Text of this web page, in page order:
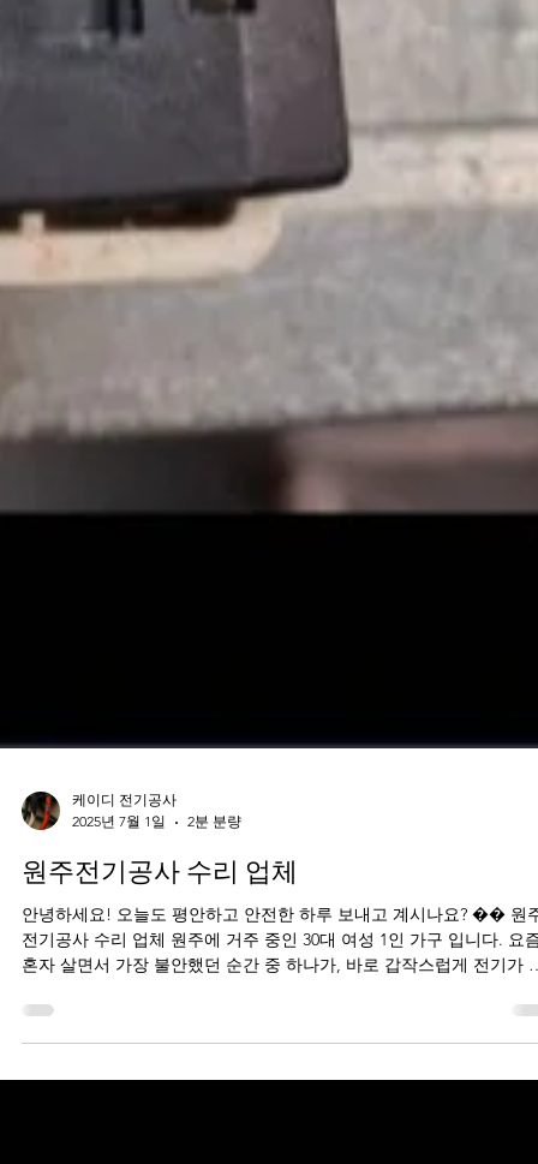
2025년 7월 1일
2분 분량
원주전기공사 수리 업체
안녕하세요! 오늘도 평안하고 안전한 하루 보내고 계시나요? �� 원
혼자 살면서 가장 불안했던 순간 중 하나가, 바로 갑작스럽게 전기가 나
가던 날 이었어요. 바로 ...